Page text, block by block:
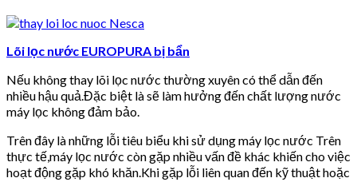
Lõi lọc nước EUROPURA bị bẩn
Nếu không thay lõi lọc nước thường xuyên có thể dẫn đến
nhiều hậu quả.Đặc biệt là sẽ làm hưởng đến chất lượng nước
máy lọc không đảm bảo.
Trên đây là những lỗi tiêu biểu khi sử dụng máy lọc nước Trên
thực tế,máy lọc nước còn gặp nhiều vấn đề khác khiến cho việc
hoạt động gặp khó khăn.Khi gặp lỗi liên quan đến kỹ thuật hoặc